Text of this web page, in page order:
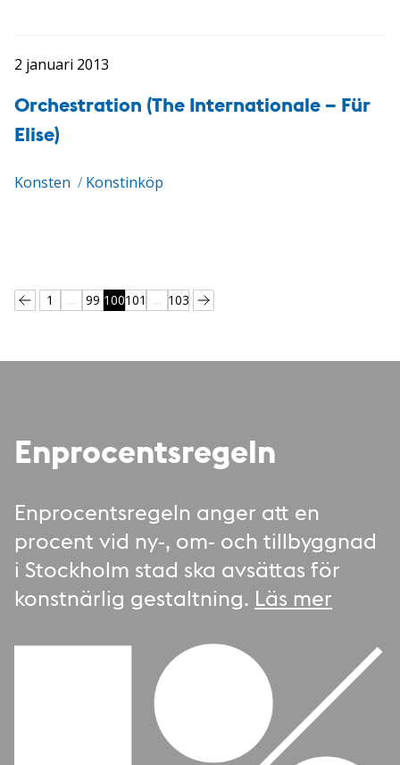
2 januari 2013
Orchestration (The Internationale – Für
Elise)
Konsten / Konstinköp
1 ... 99 100101 ... 103
Enprocentsregeln
Enprocentsregeln anger att en
procent vid ny-, om- och tillbyggnad
i Stockholm stad ska avsättas för
konstnärlig gestaltning. Läs mer